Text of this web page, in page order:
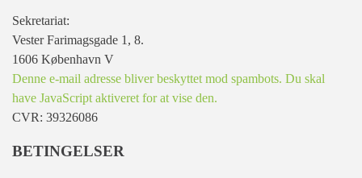
Sekretariat:
Vester Farimagsgade 1, 8.
1606 København V
Denne e-mail adresse bliver beskyttet mod spambots. Du skal
have JavaScript aktiveret for at vise den.
CVR: 39326086
BETINGELSER